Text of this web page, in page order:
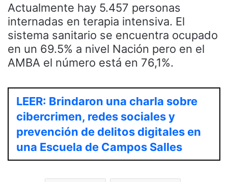
Actualmente hay 5.457 personas
internadas en terapia intensiva. El
sistema sanitario se encuentra ocupado
en un 69.5% a nivel Nación pero en el
AMBA el número está en 76,1%.
LEER: Brindaron una charla sobre
cibercrimen, redes sociales y
prevención de delitos digitales en
una Escuela de Campos Salles